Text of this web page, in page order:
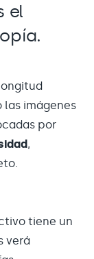
el
las imágenes
por
,
tiene un
verá